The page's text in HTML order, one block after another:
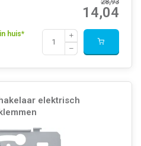
28,93
14,04
huis*
elektrisch